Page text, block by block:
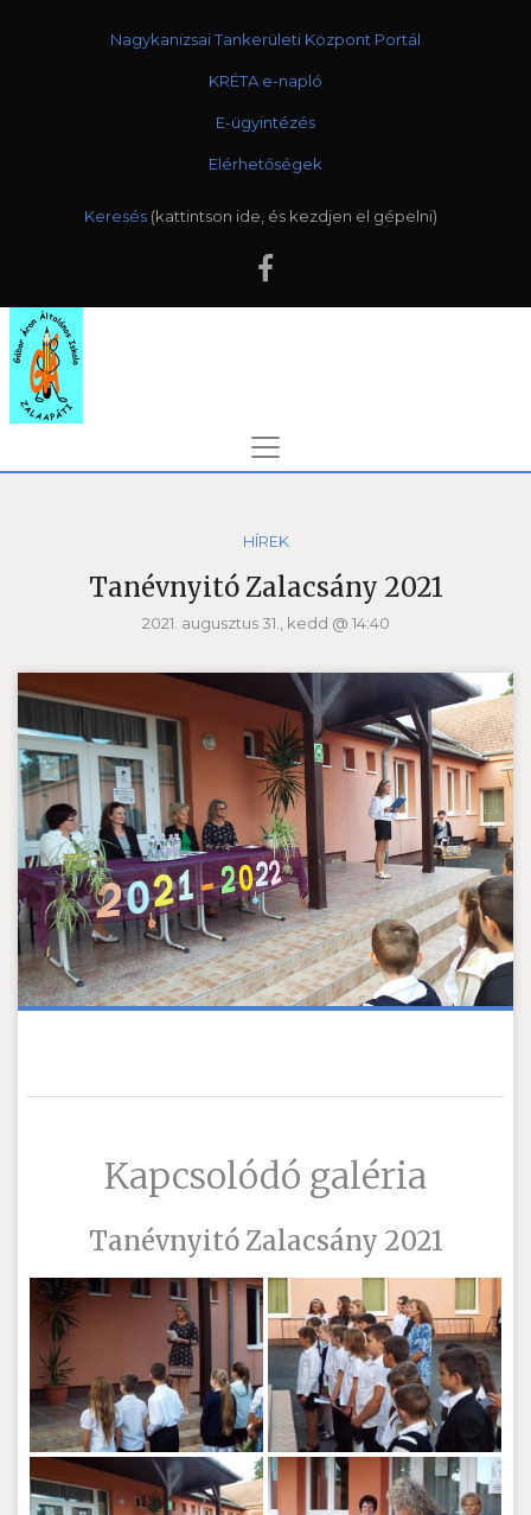
Nagykanizsai Tankerületi Központ Portál
KRÉTA e-napló
E-ügyintézés
Elérhetőségek
Keresés
HÍREK
Tanévnyitó Zalacsány 2021
2021. augusztus 31., kedd @ 14:40
Kapcsolódó galéria
Tanévnyitó Zalacsány 2021